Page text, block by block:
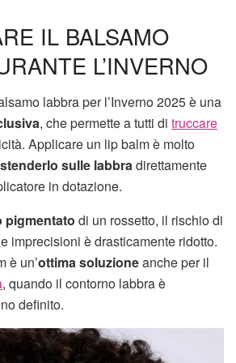
IL BALSAMO
L’INVERNO
labbra per l’Inverno 2025 è una
, che permette a tutti di truccare
Applicare un lip balm è molto
stenderlo sulle labbradirettamente
in dotazione.
pigmentato di un rossetto, il rischio di
imprecisioni è drasticamente ridotto.
è un’ottima soluzioneanche per il
, quando il contorno labbra è
definito.